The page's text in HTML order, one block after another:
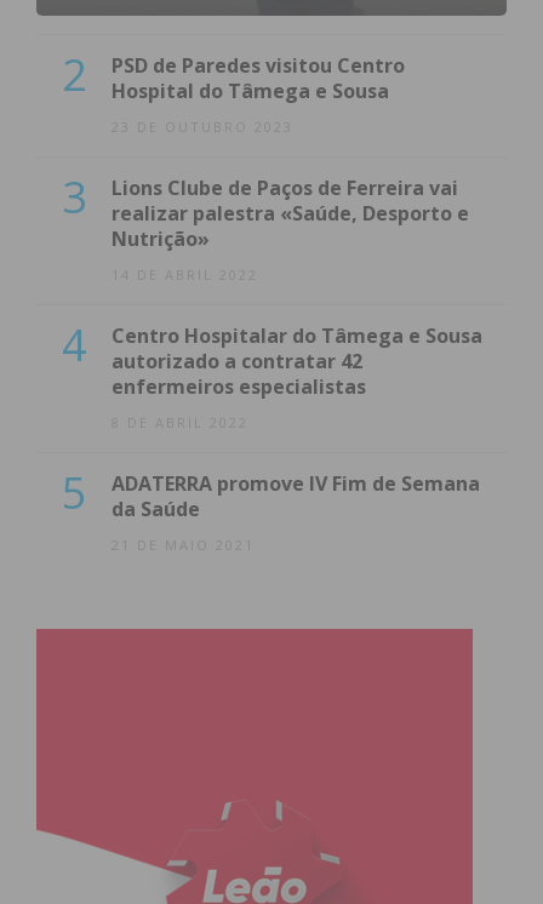
2
PSD de Paredes visitou Centro
Hospital do Tâmega e Sousa
23 DE OUTUBRO 2023
3
Lions Clube de Paços de Ferreira vai
realizar palestra «Saúde, Desporto e
Nutrição»
14 DE ABRIL 2022
4
Centro Hospitalar do Tâmega e Sousa
autorizado a contratar 42
enfermeiros especialistas
8 DE ABRIL 2022
5
ADATERRA promove IV Fim de Semana
da Saúde
21 DE MAIO 2021